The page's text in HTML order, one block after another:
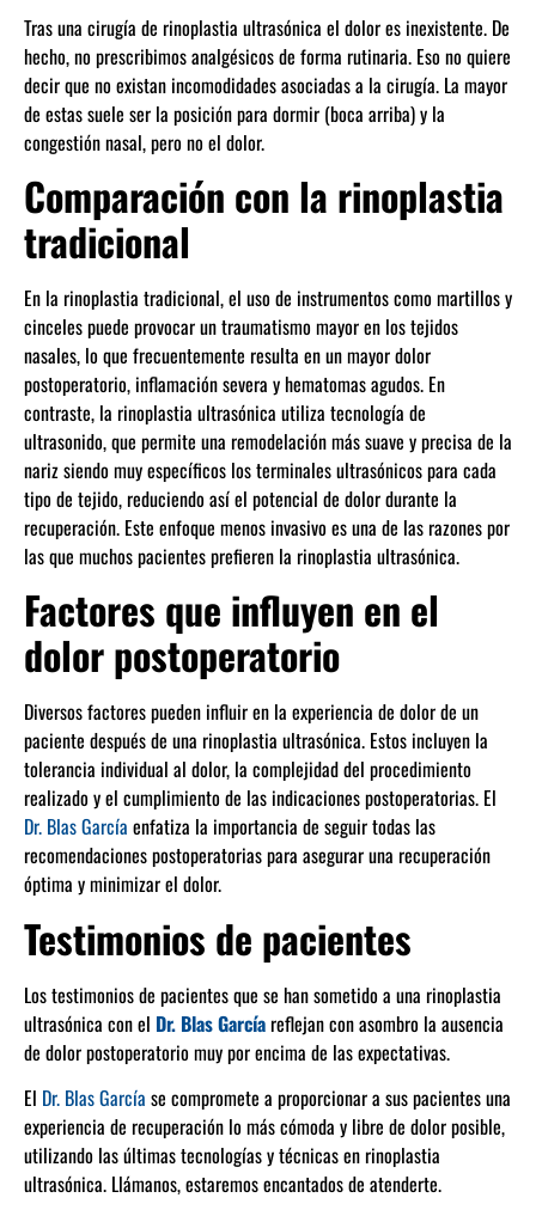
Tras una cirugía de rinoplastia ultrasónica el dolor es inexistente. De
hecho, no prescribimos analgésicos de forma rutinaria. Eso no quiere
decir que no existan incomodidades asociadas a la cirugía. La mayor
de estas suele ser la posición para dormir (boca arriba) y la
congestión nasal, pero no el dolor.
Comparación con la rinoplastia
tradicional
En la rinoplastia tradicional, el uso de instrumentos como martillos y
cinceles puede provocar un traumatismo mayor en los tejidos
nasales, lo que frecuentemente resulta en un mayor dolor
postoperatorio, inflamación severa y hematomas agudos. En
contraste, la rinoplastia ultrasónica utiliza tecnología de
ultrasonido, que permite una remodelación más suave y precisa de la
nariz siendo muy específicos los terminales ultrasónicos para cada
tipo de tejido, reduciendo así el potencial de dolor durante la
recuperación. Este enfoque menos invasivo es una de las razones por
las que muchos pacientes prefieren la rinoplastia ultrasónica.
Factores que influyen en el
dolor postoperatorio
Diversos factores pueden influir en la experiencia de dolor de un
paciente después de una rinoplastia ultrasónica. Estos incluyen la
tolerancia individual al dolor, la complejidad del procedimiento
realizado y el cumplimiento de las indicaciones postoperatorias. El
Dr. Blas García enfatiza la importancia de seguir todas las
recomendaciones postoperatorias para asegurar una recuperación
óptima y minimizar el dolor.
Testimonios de pacientes
Los testimonios de pacientes que se han sometido a una rinoplastia
ultrasónica con el Dr. Blas Garcíareflejan con asombro la ausencia
de dolor postoperatorio muy por encima de las expectativas.
El Dr. Blas García se compromete a proporcionar a sus pacientes una
experiencia de recuperación lo más cómoda y libre de dolor posible,
utilizando las últimas tecnologías y técnicas en rinoplastia
ultrasónica. Llámanos, estaremos encantados de atenderte.